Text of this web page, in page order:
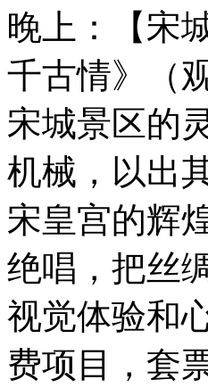
晚上：【宋
千古情》（
宋城景区的
机械，以出
宋皇宫的辉
绝唱，把丝
视觉体验和
费项目，套